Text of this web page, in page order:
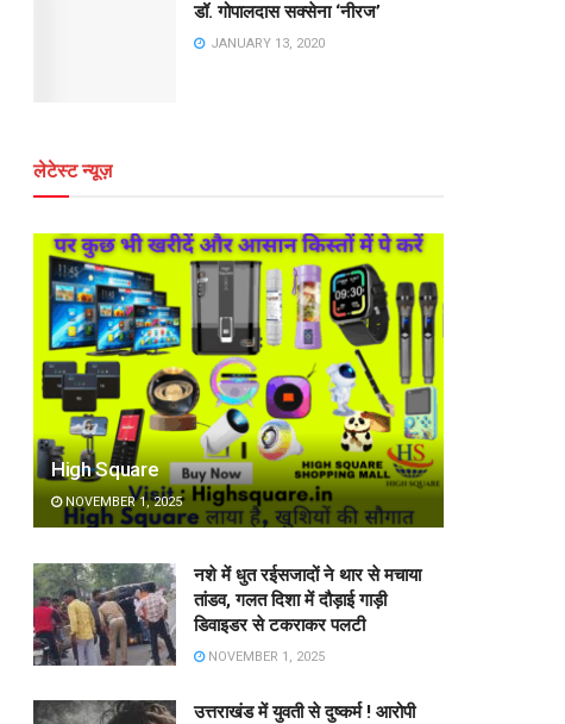
डॉ. गोपालदास सक्सेना ‘नीरज’
JANUARY 13, 2020
लेटेस्ट न्यूज़
High Square
NOVEMBER 1, 2025
नशे में धुत रईसजादों ने थार से मचाया
तांडव, गलत दिशा में दौड़ाई गाड़ी
डिवाइडर से टकराकर पलटी
NOVEMBER 1, 2025
उत्तराखंड में युवती से दुष्कर्म ! आरोपी